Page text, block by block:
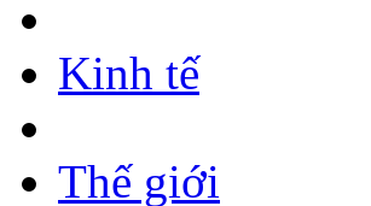
Kinh tế
Thế giới